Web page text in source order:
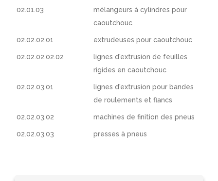
02.01.03
mélangeurs à cylindres pour
caoutchouc
02.02.02.01 extrudeuses pour caoutchouc
02.02.02.02.02
lignes d'extrusion de feuilles
rigides en caoutchouc
02.02.03.01
lignes d'extrusion pour bandes
de roulements et flancs
02.02.03.02 machines de finition des pneus
02.02.03.03 presses à pneus